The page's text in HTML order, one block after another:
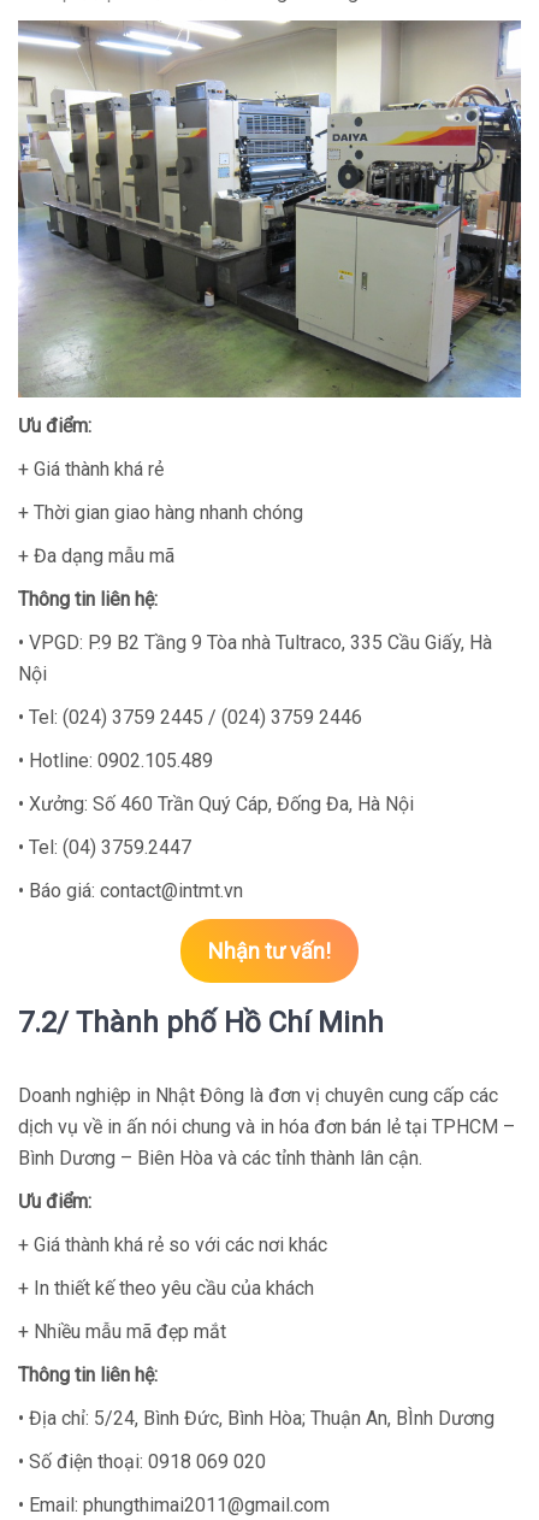
Ưu điểm:
+ Giá thành khá rẻ
+ Thời gian giao hàng nhanh chóng
+ Đa dạng mẫu mã
Thông tin liên hệ:
• VPGD: P.9 B2 Tầng 9 Tòa nhà Tultraco, 335 Cầu Giấy, Hà
Nội
• Tel: (024) 3759 2445 / (024) 3759 2446
• Hotline: 0902.105.489
• Xưởng: Số 460 Trần Quý Cáp, Đống Đa, Hà Nội
• Tel: (04) 3759.2447
• Báo giá: contact@intmt.vn
Nhận tư vấn!
7.2/ Thành phố Hồ Chí Minh
Doanh nghiệp in Nhật Đông là đơn vị chuyên cung cấp các
dịch vụ về in ấn nói chung và in hóa đơn bán lẻ tại TPHCM –
Bình Dương – Biên Hòa và các tỉnh thành lân cận.
Ưu điểm:
+ Giá thành khá rẻ so với các nơi khác
+ In thiết kế theo yêu cầu của khách
+ Nhiều mẫu mã đẹp mắt
Thông tin liên hệ:
• Địa chỉ: 5/24, Bình Đức, Bình Hòa; Thuận An, BÌnh Dương
• Số điện thoại: 0918 069 020
• Email: phungthimai2011@gmail.com